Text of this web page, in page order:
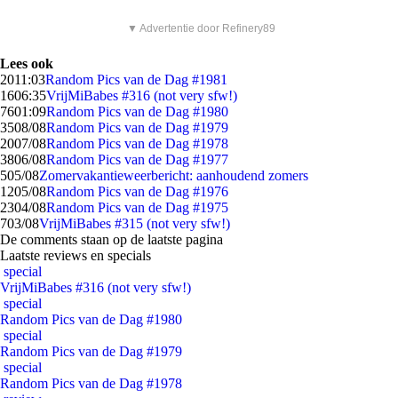
▼ Advertentie door Refinery89
Lees ook
2011:03Random Pics van de Dag #1981
1606:35VrijMiBabes #316 (not very sfw!)
7601:09Random Pics van de Dag #1980
3508/08Random Pics van de Dag #1979
2007/08Random Pics van de Dag #1978
3806/08Random Pics van de Dag #1977
505/08Zomervakantieweerbericht: aanhoudend zomers
1205/08Random Pics van de Dag #1976
2304/08Random Pics van de Dag #1975
703/08VrijMiBabes #315 (not very sfw!)
De comments staan op de laatste pagina
Laatste reviews en specials
special
VrijMiBabes #316 (not very sfw!)
special
Random Pics van de Dag #1980
special
Random Pics van de Dag #1979
special
Random Pics van de Dag #1978